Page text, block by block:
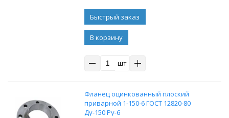
В корзину
шт
Фланец оцинкованный плоский
приварной 1-150-6 ГОСТ 12820-80
Ду-150 Ру-6